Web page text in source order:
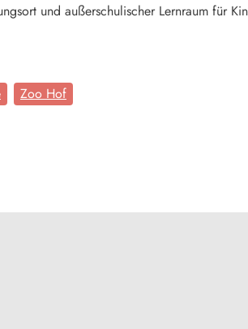
und außerschulischer Lernraum für
Zoo Hof